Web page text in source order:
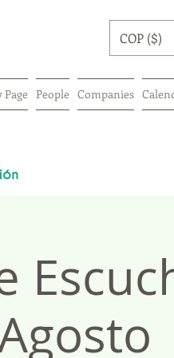
COP ($)
Page People Companies